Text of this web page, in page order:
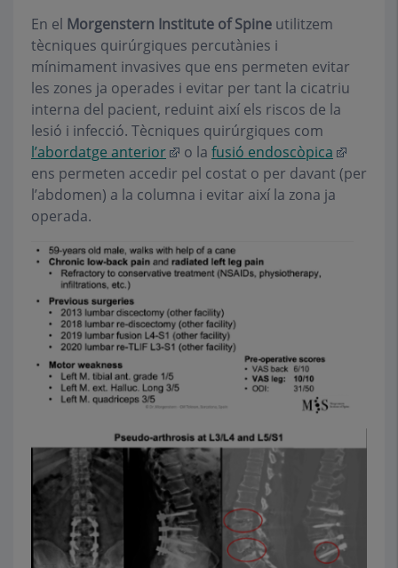
En el Morgenstern Institute of Spine utilitzem
tècniques quirúrgiques percutànies i
mínimament invasives que ens permeten evitar
les zones ja operades i evitar per tant la cicatriu
interna del pacient, reduint així els riscos de la
lesió i infecció. Tècniques quirúrgiques com
l’abordatge anterior
o la fusió endoscòpica
ens permeten accedir pel costat o per davant (per
l’abdomen) a la columna i evitar així la zona ja
operada.